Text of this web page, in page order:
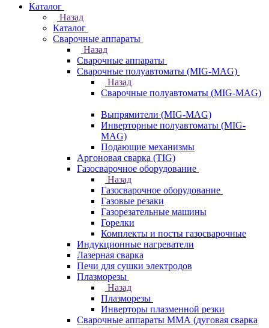
Каталог
Назад
Каталог
Сварочные аппараты
Назад
Сварочные аппараты
Сварочные полуавтоматы (MIG-MAG)
Назад
Сварочные полуавтоматы (MIG-MAG)
Выпрямители (MIG-MAG)
Инверторные полуавтоматы (MIG-
MAG)
Подающие механизмы
Аргоновая сварка (TIG)
Газосварочное оборудование
Назад
Газосварочное оборудование
Газовые резаки
Газорезательные машины
Горелки
Комплекты и посты газосварочные
Индукционные нагреватели
Лазерная сварка
Печи для сушки электродов
Плазморезы
Назад
Плазморезы
Инверторы плазменной резки
Сварочные аппараты ММА (дуговая сварка